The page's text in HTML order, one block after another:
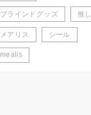
ブラインドグッズ 推し
メアリス シール
mealis